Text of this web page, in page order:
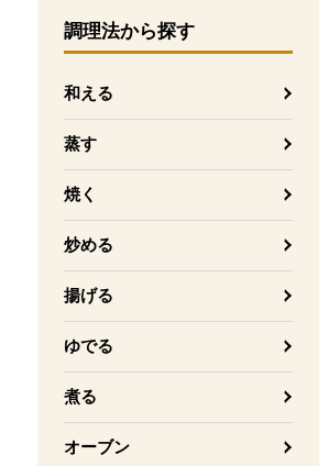
調理法から探す
和える
蒸す
焼く
炒める
揚げる
ゆでる
煮る
オーブン